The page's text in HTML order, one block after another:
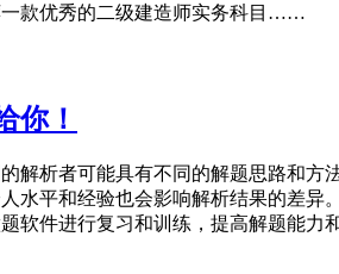
一款优秀的二级建造师实务科目……
你！
解析者可能具有不同的解题思路和
水平和经验也会影响解析结果的差
软件进行复习和训练，提高解题能力